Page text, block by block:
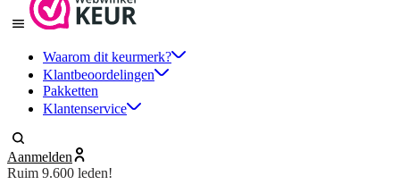
Waarom dit keurmerk?
Klantbeoordelingen
Pakketten
Klantenservice
Aanmelden
Ruim 9.600 leden!